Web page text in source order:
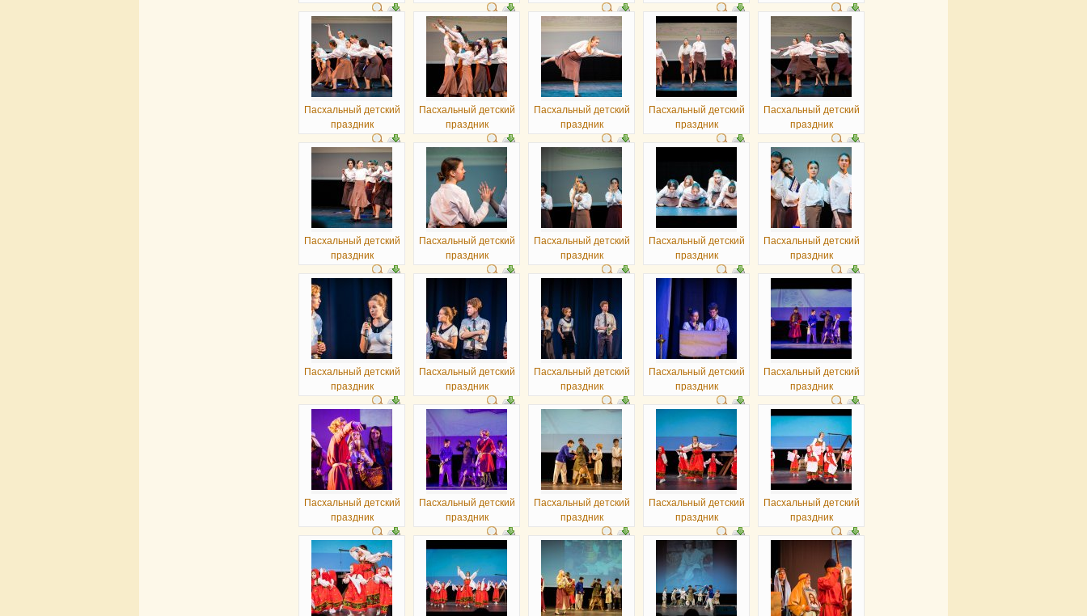
Пасхальный детский
праздник
Пасхальный детский
праздник
Пасхальный детский
праздник
Пасхальный детский
праздник
Пасхальный детский
праздник
Пасхальный детский
праздник
Пасхальный детский
праздник
Пасхальный детский
праздник
Пасхальный детский
праздник
Пасхальный детский
праздник
Пасхальный детский
праздник
Пасхальный детский
праздник
Пасхальный детский
праздник
Пасхальный детский
праздник
Пасхальный детский
праздник
Пасхальный детский
праздник
Пасхальный детский
праздник
Пасхальный детский
праздник
Пасхальный детский
праздник
Пасхальный детский
праздник